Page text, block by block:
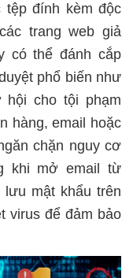
tệp đính kèm độc
trang web giả
có thể đánh cắp
phổ biến như
hội cho tội phạm
hàng, email hoặc
chặn nguy cơ
khi mở email từ
mật khẩu trên
virus để đảm bảo